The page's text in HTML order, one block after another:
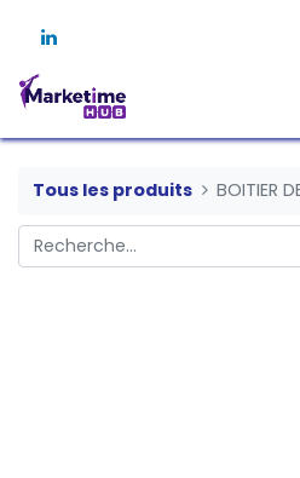
Tous les produits BOITIER